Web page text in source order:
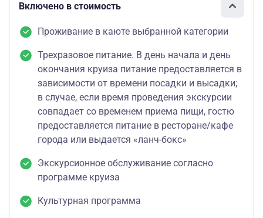
Включено в стоимость
Проживание в каюте выбранной категории
Трехразовое питание. В день начала и день
окончания круиза питание предоставляется в
зависимости от времени посадки и высадки;
в случае, если время проведения экскурсии
совпадает со временем приема пищи, гостю
предоставляется питание в ресторане/кафе
города или выдается «ланч-бокс»
Экскурсионное обслуживание согласно
программе круиза
Культурная программа